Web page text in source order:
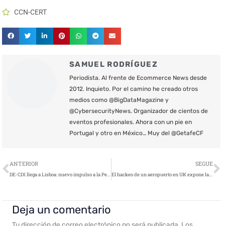
CCN-CERT
SAMUEL RODRÍGUEZ
Periodista. Al frente de Ecommerce News desde
2012. Inquieto. Por el camino he creado otros
medios como @BigDataMagazine y
@CybersecurityNews. Organizador de cientos de
eventos profesionales. Ahora con un pie en
Portugal y otro en México… Muy del @GetafeCF
Ant
ANTERIOR
DE-CIX llega a Lisboa: nuevo impulso a la Península Ibérica como HUB digital mundial
SEGUE
El hackeo de un aeropuerto en UK expone la necesidad de una ciberseguridad mejorada
Deja un comentario
Tu dirección de correo electrónico no será publicada. Los